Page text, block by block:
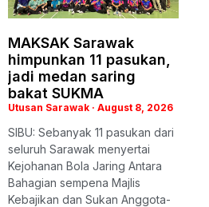
MAKSAK Sarawak
himpunkan 11 pasukan,
jadi medan saring
bakat SUKMA
Utusan Sarawak August 8, 2026
SIBU: Sebanyak 11 pasukan dari
seluruh Sarawak menyertai
Kejohanan Bola Jaring Antara
Bahagian sempena Majlis
Kebajikan dan Sukan Anggota-